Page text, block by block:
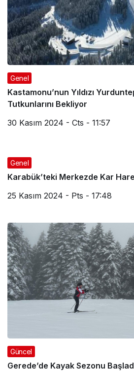
Genel
Kastamonu’nun Yıldızı
Tutkunlarını Bekliyor
30 Kasım 2024 - Cts - 11:57
Genel
Karabük’teki Merkezde Kar
25 Kasım 2024 - Pts - 17:48
Güncel
Gerede’de Kayak Sezonu